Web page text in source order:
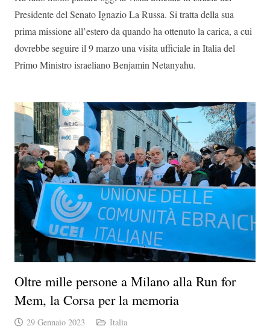
Presidente del Senato Ignazio La Russa. Si tratta della sua
prima missione all’estero da quando ha ottenuto la carica, a cui
dovrebbe seguire il 9 marzo una visita ufficiale in Italia del
Primo Ministro israeliano Benjamin Netanyahu.
Oltre mille persone a Milano alla Run for
Mem, la Corsa per la memoria
29 Gennaio 2023 Italia